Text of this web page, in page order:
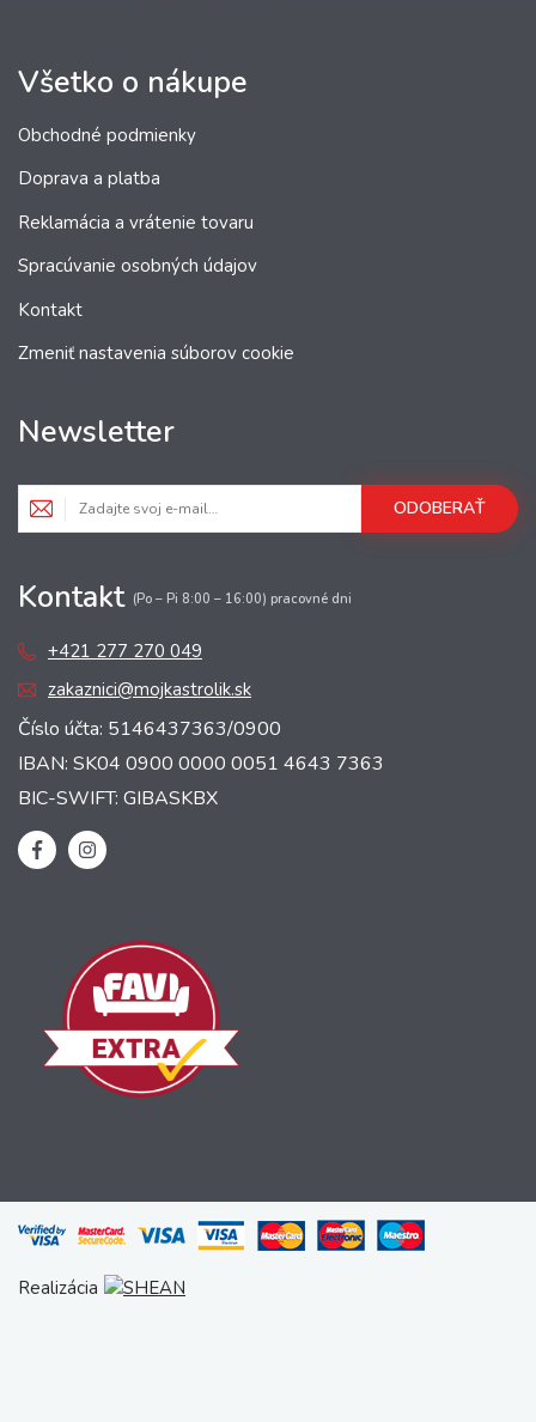
Všetko o nákupe
Obchodné podmienky
Doprava a platba
Reklamácia a vrátenie tovaru
Spracúvanie osobných údajov
Kontakt
Zmeniť nastavenia súborov cookie
Newsletter
ODOBERAŤ
Kontakt (Po – Pi 8:00 – 16:00) pracovné dni
+421 277 270 049
zakaznici@mojkastrolik.sk
Číslo účta: 5146437363/0900
IBAN: SK04 0900 0000 0051 4643 7363
BIC-SWIFT: GIBASKBX
Realizácia